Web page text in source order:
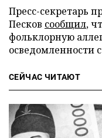
Пресс-секретарь
Песков сообщил,
фольклорную
осведомленности
СЕЙЧАС ЧИТАЮТ